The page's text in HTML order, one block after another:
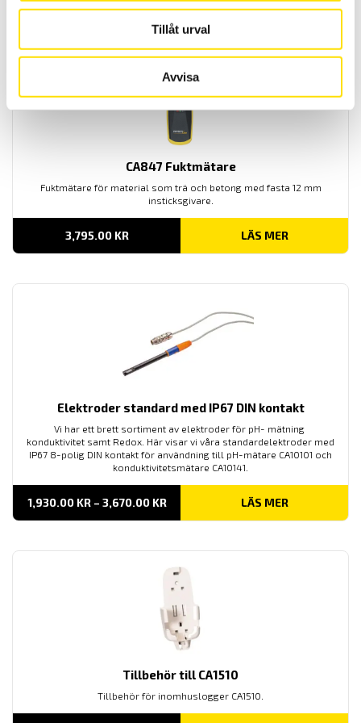
Tillåt urval
Avvisa
Relaterade produkter
CA847 Fuktmätare
Fuktmätare för material som trä och betong med fasta 12 mm
insticksgivare.
3,795.00 KR LÄS MER
Elektroder standard med IP67 DIN kontakt
Vi har ett brett sortiment av elektroder för pH- mätning
konduktivitet samt Redox. Här visar vi våra standardelektroder med
IP67 8-polig DIN kontakt för användning till pH-mätare CA10101 och
konduktivitetsmätare CA10141.
1,930.00 KR – 3,670.00 KRPRISINTERVALL:
TILL
LÄS MER
Tillbehör till CA1510
Tillbehör för inomhuslogger CA1510.